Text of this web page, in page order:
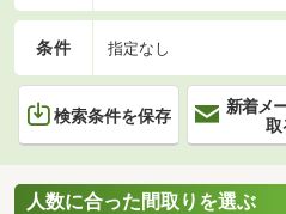
条件 指定なし
検索条件を保存
新着メ
取
人数に合った間取りを選ぶ